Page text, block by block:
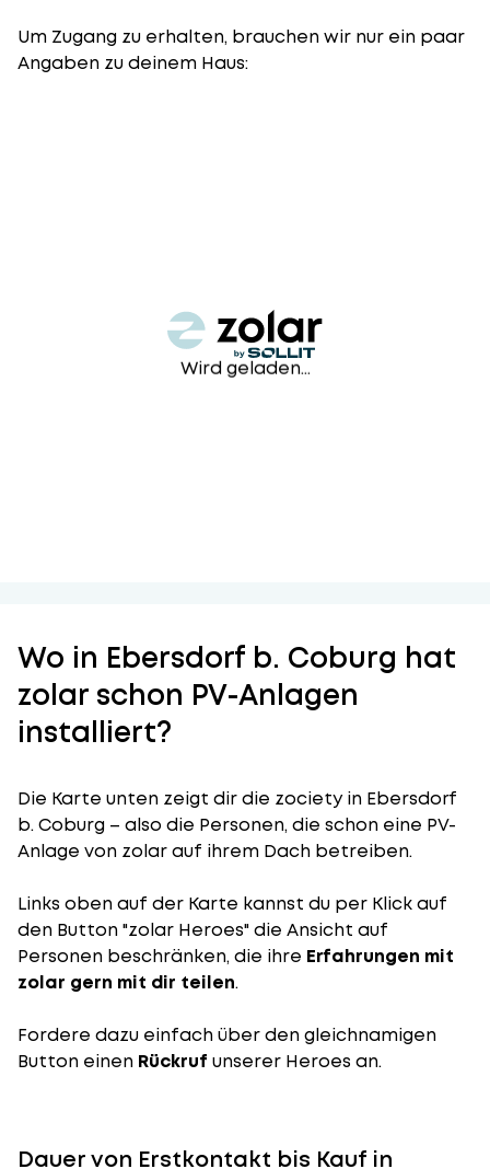
Um Zugang zu erhalten, brauchen wir nur ein paar
Angaben zu deinem Haus:
Wird geladen...
Wo in Ebersdorf b. Coburg hat
zolar schon PV-Anlagen
installiert?
Die Karte unten zeigt dir die zociety in Ebersdorf
b. Coburg – also die Personen, die schon eine PV-
Anlage von zolar auf ihrem Dach betreiben.
Links oben auf der Karte kannst du per Klick auf
den Button "zolar Heroes" die Ansicht auf
Personen beschränken, die ihre Erfahrungen mit
zolar gern mit dir teilen.
Fordere dazu einfach über den gleichnamigen
Button einen Rückruf unserer Heroes an.
Dauer von Erstkontakt bis Kauf in